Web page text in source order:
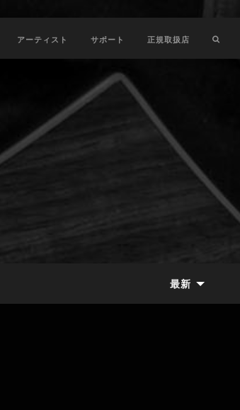
アーティスト サポート 正規取扱店
最新